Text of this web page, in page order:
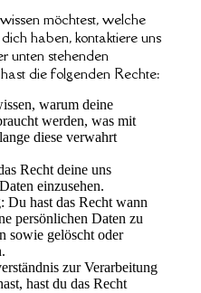
möchtest, welche
haben, kontaktiere uns
unten stehenden
die folgenden Rechte:
warum deine
werden, was mit
diese verwahrt
Recht deine uns
einzusehen.
Du hast das Recht wann
persönlichen Daten zu
sowie gelöscht oder
zur Verarbeitung
hast du das Recht